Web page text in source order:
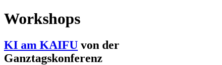
Workshops
KI am KAIFU von der
Ganztagskonferenz